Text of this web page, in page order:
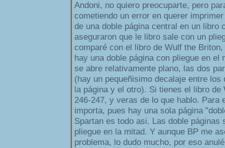
Andoni, no quiero preocuparte, pero
cometiendo un error en querer
de una doble página central en un libro
aseguraron que le libro sale con un
comparé con el libro de Wulf the
hay una doble página con pliegue en el
se abre relativamente plano, las dos
(hay un pequeñisimo decalaje entre los
la página y el otro). Si tienes el libro
246-247, y veras de lo que hablo. Para
importa, pues hay una sola página
Spartan es todo asi. Las doble páginas
pliegue en la mitad. Y aunque BP me
problema, lo dudo mucho, por eso